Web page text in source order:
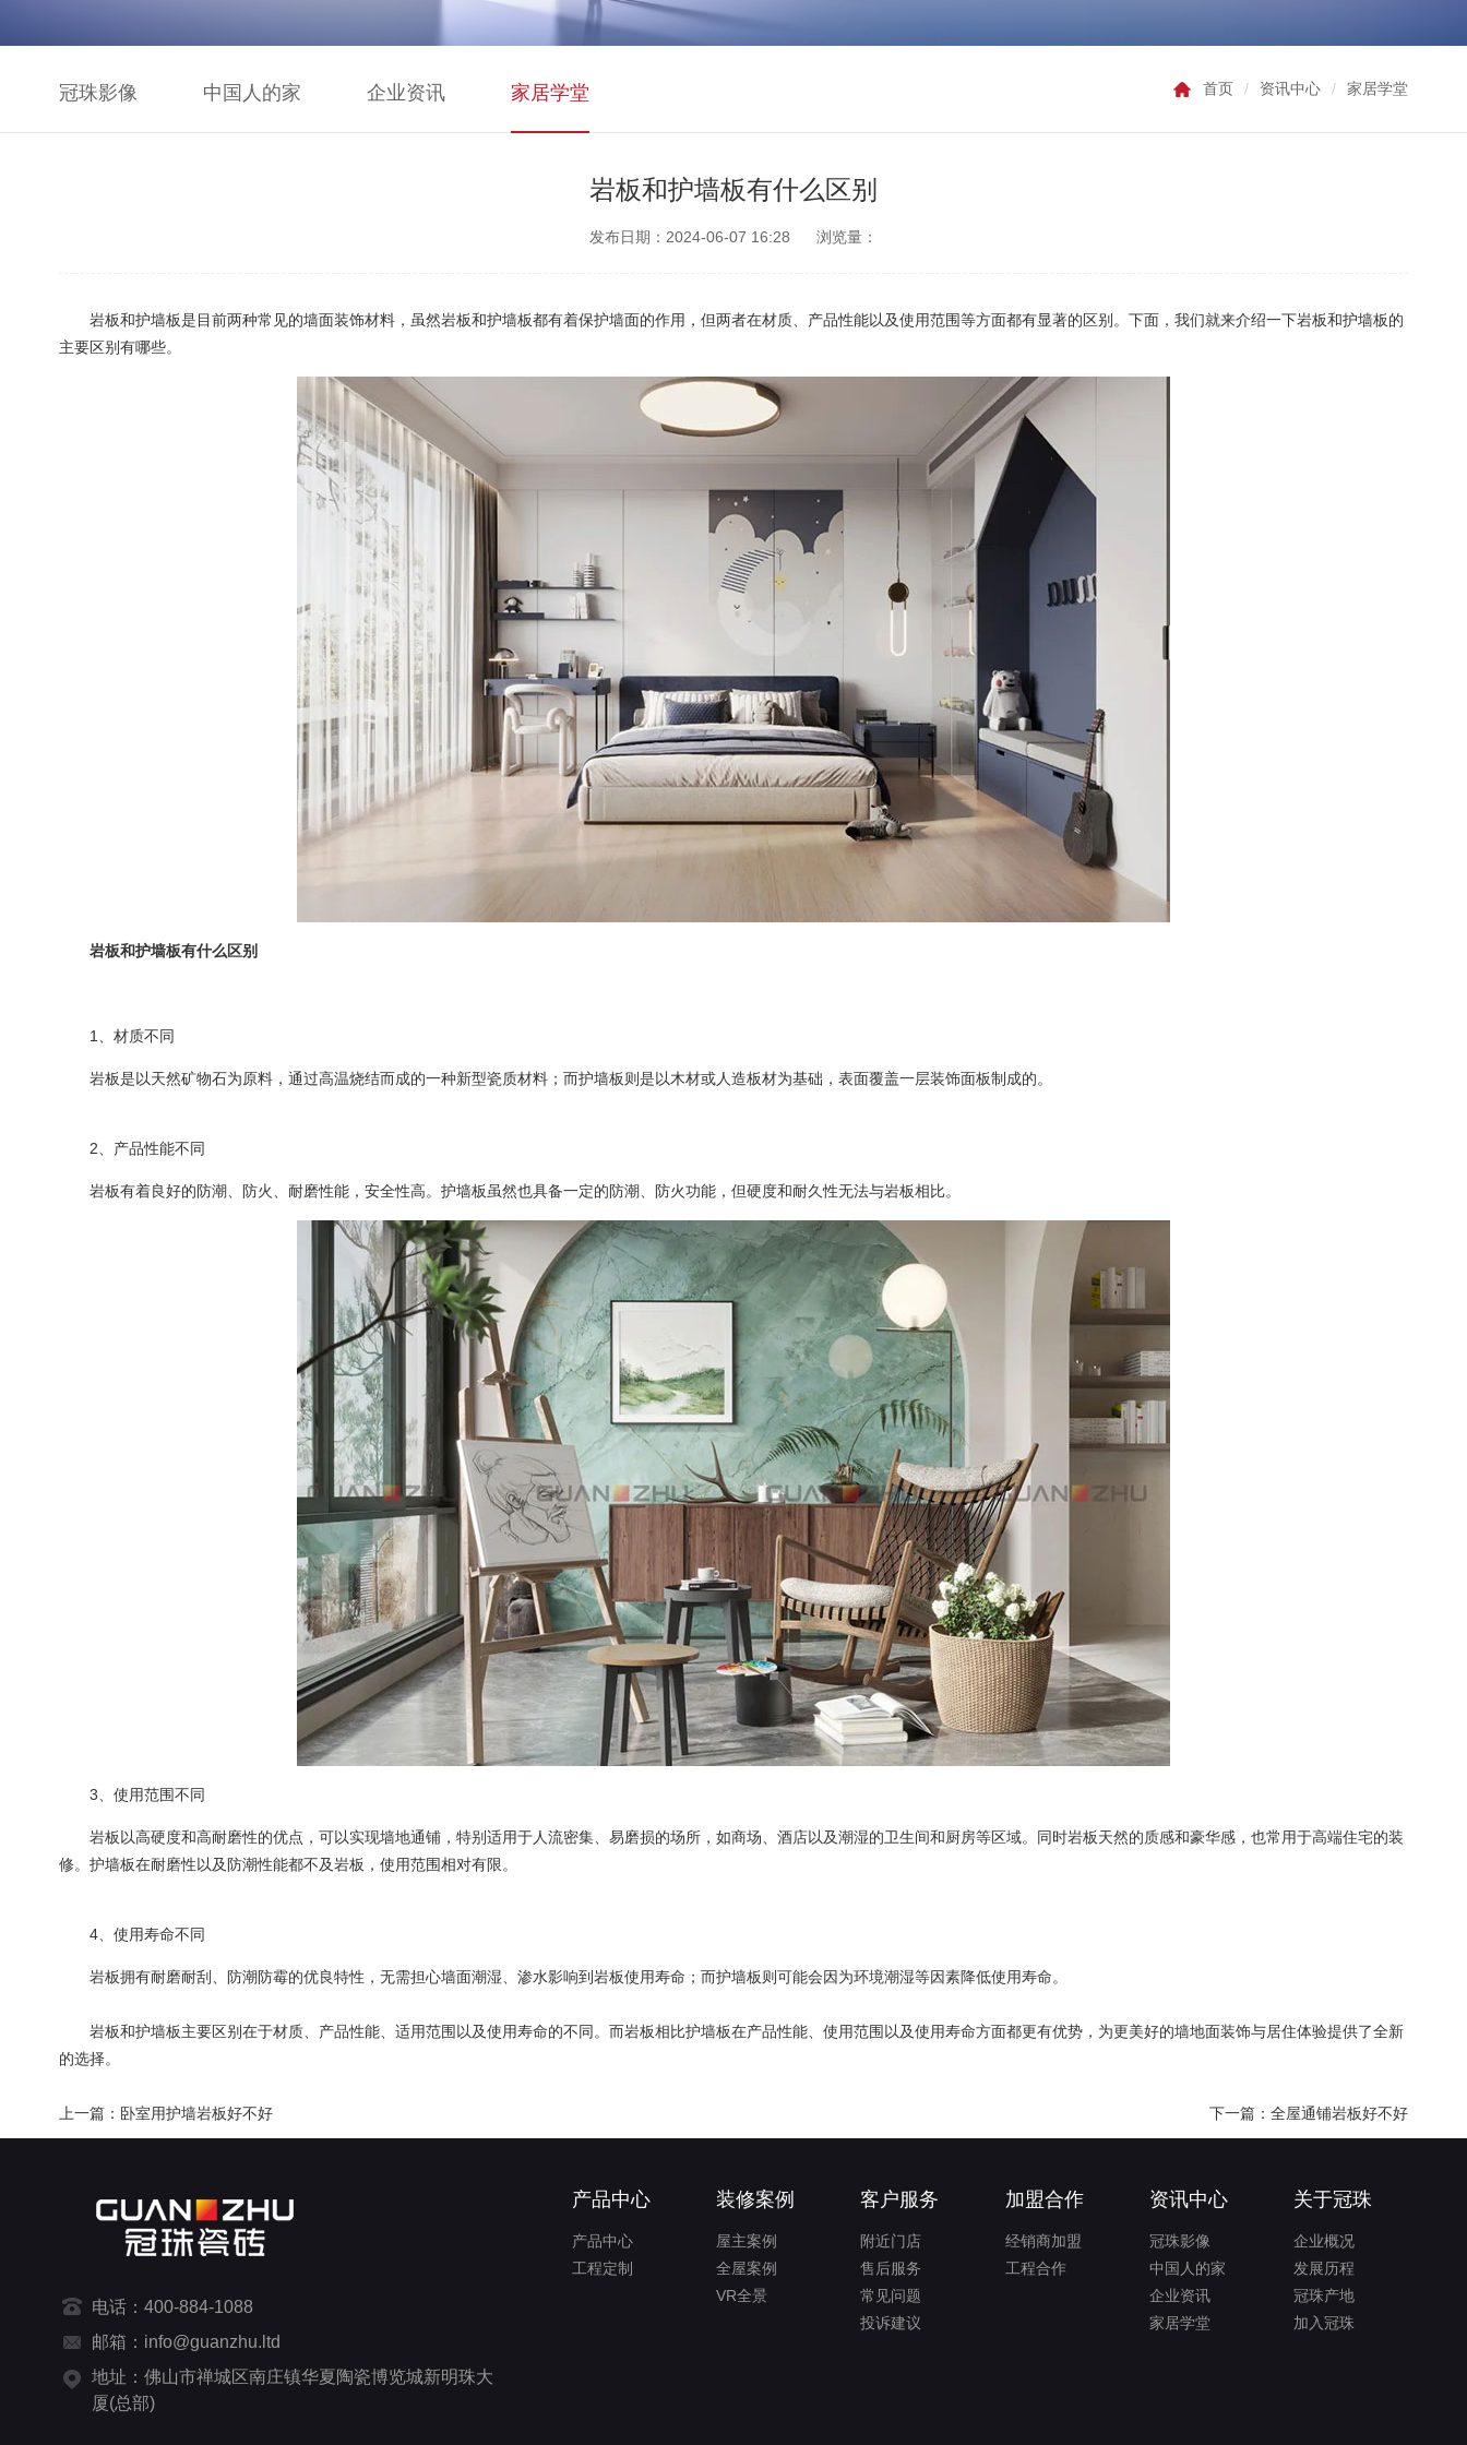
首页 / 资讯中心 / 家居学堂
冠珠影像 中国人的家 企业资讯 家居学堂
岩板和护墙板有什么区别
发布日期：2024-06-07 16:28 浏览量：
岩板和护墙板是目前两种常见的墙面装饰材料，虽然岩板和护墙板都有着保护墙面的作用，但两者在材质、产品性能以及使用范围等方面都有显著的区别。下面，我们就来介绍一下岩板和护墙板的
主要区别有哪些。
岩板和护墙板有什么区别
1、材质不同
岩板是以天然矿物石为原料，通过高温烧结而成的一种新型瓷质材料；而护墙板则是以木材或人造板材为基础，表面覆盖一层装饰面板制成的。
2、产品性能不同
岩板有着良好的防潮、防火、耐磨性能，安全性高。护墙板虽然也具备一定的防潮、防火功能，但硬度和耐久性无法与岩板相比。
3、使用范围不同
岩板以高硬度和高耐磨性的优点，可以实现墙地通铺，特别适用于人流密集、易磨损的场所，如商场、酒店以及潮湿的卫生间和厨房等区域。同时岩板天然的质感和豪华感，也常用于高端住宅的装
修。护墙板在耐磨性以及防潮性能都不及岩板，使用范围相对有限。
4、使用寿命不同
岩板拥有耐磨耐刮、防潮防霉的优良特性，无需担心墙面潮湿、渗水影响到岩板使用寿命；而护墙板则可能会因为环境潮湿等因素降低使用寿命。
岩板和护墙板主要区别在于材质、产品性能、适用范围以及使用寿命的不同。而岩板相比护墙板在产品性能、使用范围以及使用寿命方面都更有优势，为更美好的墙地面装饰与居住体验提供了全新
的选择。
上一篇：卧室用护墙岩板好不好 下一篇：全屋通铺岩板好不好
产品中心
产品中心
工程定制
装修案例
屋主案例
全屋案例
VR全景
客户服务
附近门店
售后服务
常见问题
投诉建议
加盟合作
经销商加盟
工程合作
资讯中心
冠珠影像
中国人的家
企业资讯
家居学堂
关于冠珠
企业概况
发展历程
冠珠产地
加入冠珠
电话：400-884-1088
邮箱：info@guanzhu.ltd
地址：佛山市禅城区南庄镇华夏陶瓷博览城新明珠大
厦(总部)